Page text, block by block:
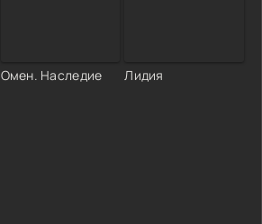
Омен. Наследие Лидия